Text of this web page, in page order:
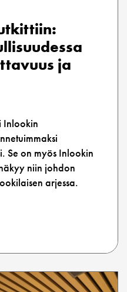
ja
Inlookin
Se on myös Inlookin
niin johdon
arjessa.